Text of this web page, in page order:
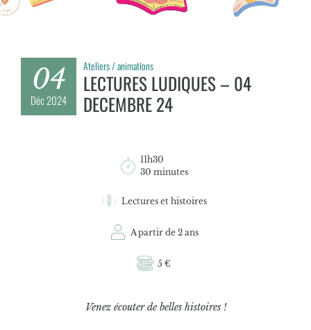
04
Déc2024
Ateliers / animations
LECTURES LUDIQUES – 04
DECEMBRE 24
11h30
30 minutes
Lectures et histoires
A partir de 2 ans
5 €
Venez écouter de belles histoires !